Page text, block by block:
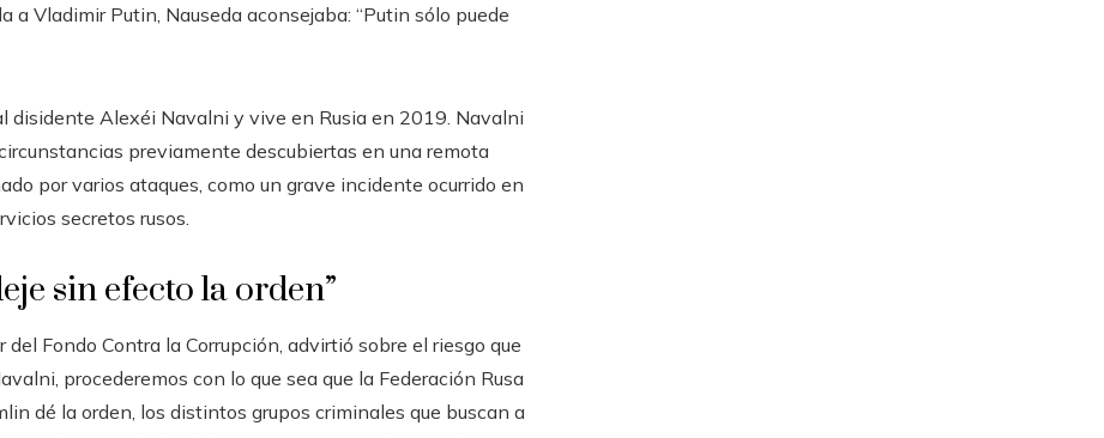
Vladimir Putin, Nauseda aconsejaba: “Putin sólo puede
disidente Alexéi Navalni y vive en Rusia en 2019. Navalni
previamente descubiertas en una remota
por varios ataques, como un grave incidente ocurrido en
secretos rusos.
sin efecto la orden”
Fondo Contra la Corrupción, advirtió sobre el riesgo que
procederemos con lo que sea que la Federación Rusa
dé la orden, los distintos grupos criminales que buscan a